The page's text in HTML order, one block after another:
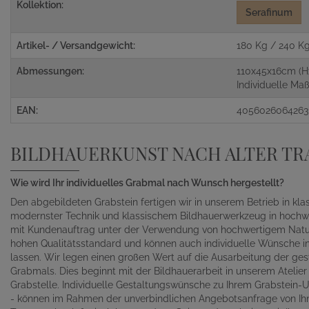
Kollektion:
Serafinum
Artikel- / Versandgewicht: 180 Kg / 240 Kg
Abmessungen:
110x45x16cm
Individuelle
EAN: 4056026064263
BILDHAUERKUNST NACH ALTER
Wie wird Ihr individuelles Grabmal nach Wunsch hergestellt?
Den abgebildeten Grabstein fertigen wir in unserem Betrieb in
modernster Technik und klassischem Bildhauerwerkzeug in
mit Kundenauftrag unter der Verwendung von hochwertigem
hohen Qualitätsstandard und können auch individuelle Wünsche
lassen. Wir legen einen großen Wert auf die Ausarbeitung der
Grabmals. Dies beginnt mit der Bildhauerarbeit in unserem
Grabstelle. Individuelle Gestaltungswünsche zu Ihrem
- können im Rahmen der unverbindlichen Angebotsanfrage von